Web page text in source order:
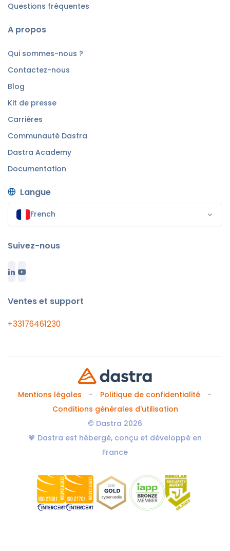
Questions fréquentes
A propos
Qui sommes-nous ?
Contactez-nous
Blog
Kit de presse
Carrières
Communauté Dastra
Dastra Academy
Documentation
Langue
French
Suivez-nous
Ventes et support
+33176461230
Mentions légales
Politique de confidentialité
Conditions générales d'utilisation
© Dastra 2026
🧡 Dastra est hébergé, conçu et développé en
France